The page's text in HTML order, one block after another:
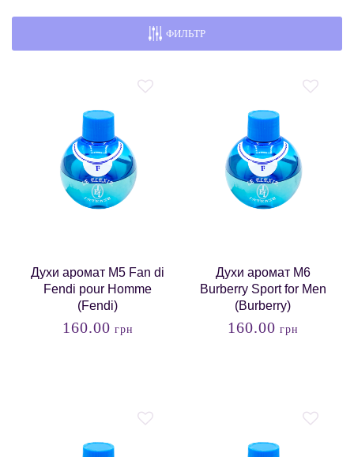
ФИЛЬТР
Духи аромат M5 Fan di
Fendi pour Homme
(Fendi)
160.00 грн
Духи аромат M6
Burberry Sport for Men
(Burberry)
160.00 грн